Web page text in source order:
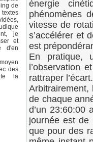
de
je
et
d'en
des
la
énergie
phénomènes
vitesse de
s’accélérer et
est
En pratique,
l’observation
rattraper
Arbitrairement,
de chaque
d’un 23:60:00
journée est de
que pour des